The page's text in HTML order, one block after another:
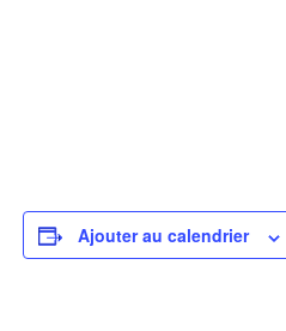
Ajouter au calendrier